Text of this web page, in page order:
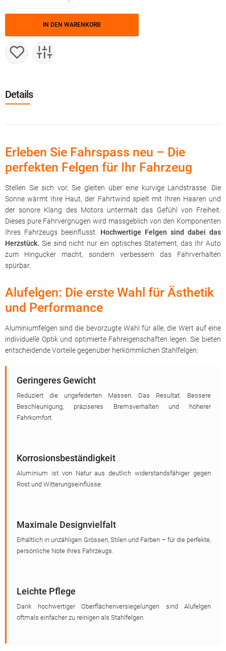
IN DEN WARENKORB
Details
Erleben Sie Fahrspass neu – Die
perfekten Felgen für Ihr Fahrzeug
Stellen Sie sich vor, Sie gleiten über eine kurvige Landstrasse. Die
Sonne wärmt Ihre Haut, der Fahrtwind spielt mit Ihren Haaren und
der sonore Klang des Motors untermalt das Gefühl von Freiheit.
Dieses pure Fahrvergnügen wird massgeblich von den Komponenten
Ihres Fahrzeugs beeinflusst. Hochwertige Felgen sind dabei das
Herzstück. Sie sind nicht nur ein optisches Statement, das Ihr Auto
zum Hingucker macht, sondern verbessern das Fahrverhalten
spürbar.
Alufelgen: Die erste Wahl für Ästhetik
und Performance
Aluminiumfelgen sind die bevorzugte Wahl für alle, die Wert auf eine
individuelle Optik und optimierte Fahreigenschaften legen. Sie bieten
entscheidende Vorteile gegenüber herkömmlichen Stahlfelgen:
Geringeres Gewicht
Reduziert die ungefederten Massen. Das Resultat: Bessere
Beschleunigung, präziseres Bremsverhalten und höherer
Fahrkomfort.
Korrosionsbeständigkeit
Aluminium ist von Natur aus deutlich widerstandsfähiger gegen
Rost und Witterungseinflüsse.
Maximale Designvielfalt
Erhältlich in unzähligen Grössen, Stilen und Farben – für die perfekte,
persönliche Note Ihres Fahrzeugs.
Leichte Pflege
Dank hochwertiger Oberflächenversiegelungen sind Alufelgen
oftmals einfacher zu reinigen als Stahlfelgen.